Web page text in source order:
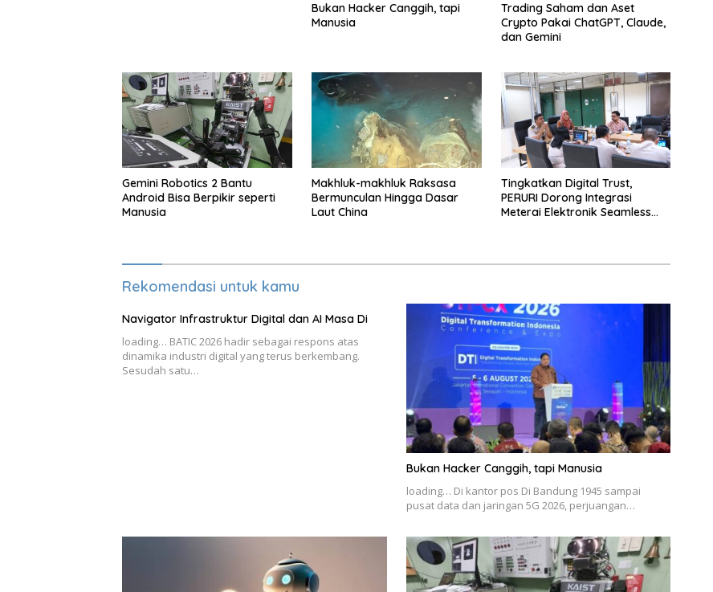
Bukan Hacker Canggih, tapi
Manusia
Trading Saham dan Aset
Crypto Pakai ChatGPT, Claude,
dan Gemini
Gemini Robotics 2 Bantu
Android Bisa Berpikir seperti
Manusia
Makhluk-makhluk Raksasa
Bermunculan Hingga Dasar
Laut China
Tingkatkan Digital Trust,
PERURI Dorong Integrasi
Meterai Elektronik Seamless
Rekomendasi untuk kamu
Navigator Infrastruktur Digital dan AI Masa Di
loading… BATIC 2026 hadir sebagai respons atas
dinamika industri digital yang terus berkembang.
Sesudah satu…
Bukan Hacker Canggih, tapi Manusia
loading… Di kantor pos Di Bandung 1945 sampai
pusat data dan jaringan 5G 2026, perjuangan…